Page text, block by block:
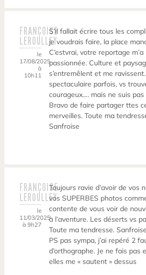
FRANÇOISE
LEROULLEY
le
17/08/2025
à
10h11
S’il fallait écrire tous les
je voudrais faire, la place
C’estvrai, votre reportage m’a
passionnée. Culture et
s’entremêlent et me
spectaculaire parfois, vs
courageux…. mais ne suis pas
Bravo de faire partager ttes
merveilles. Toute ma
Sanfroise
FRANÇOISE
LEROULLEY
le
11/03/2025
à 9h27
Toujours ravie d’avoir de vos
vos SUPERBES photos
contente de vous voir de
à l’aventure. Les déserts vs
Toute ma tendresse. Sanfroise
PS pas sympa, j’ai repéré 2
d’orthographe. Je ne fais pas
elles me « sautent » dessus